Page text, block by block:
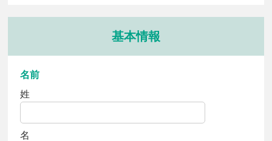
基本情報
名前
姓
名